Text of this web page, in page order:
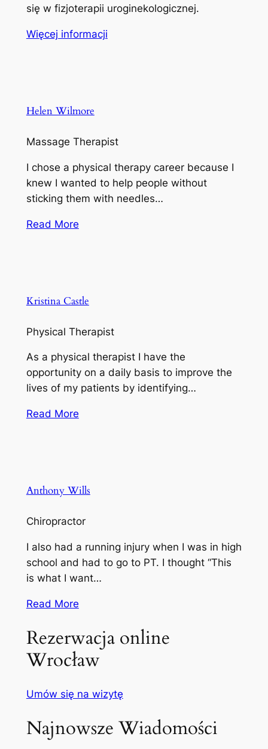
się w fizjoterapii uroginekologicznej.
Więcej informacji
Helen Wilmore
Massage Therapist
I chose a physical therapy career because I
knew I wanted to help people without
sticking them with needles…
Read More
Kristina Castle
Physical Therapist
As a physical therapist I have the
opportunity on a daily basis to improve the
lives of my patients by identifying…
Read More
Anthony Wills
Chiropractor
I also had a running injury when I was in high
school and had to go to PT. I thought “This
is what I want…
Read More
Rezerwacja online
Wrocław
Umów się na wizytę
Najnowsze Wiadomości